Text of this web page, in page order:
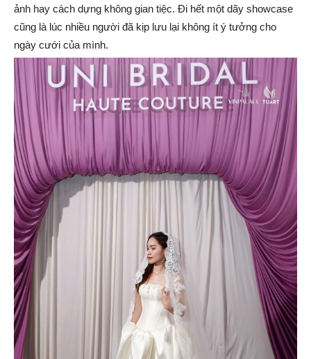
ảnh hay cách dựng không gian tiệc. Đi hết một dãy showcase
cũng là lúc nhiều người đã kịp lưu lại không ít ý tưởng cho
ngày cưới của mình.